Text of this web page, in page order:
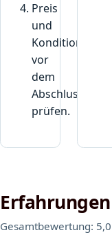
Preis
und
Konditionen
vor
dem
Abschluss
prüfen.
Gesamtbewertung: